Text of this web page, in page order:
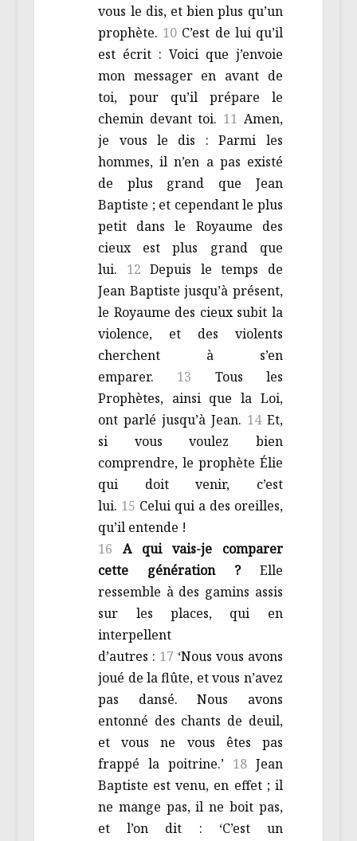
vous le dis, et bien plus qu’un
prophète. 10 C’est de lui qu’il
est écrit : Voici que j’envoie
mon messager en avant de
toi, pour qu’il prépare le
chemin devant toi. 11 Amen,
je vous le dis : Parmi les
hommes, il n’en a pas existé
de plus grand que Jean
Baptiste ; et cependant le plus
petit dans le Royaume des
cieux est plus grand que
lui. 12Depuis le temps de
Jean Baptiste jusqu’à présent,
le Royaume des cieux subit la
violence, et des violents
cherchent à s’en
emparer. 13 Tous les
Prophètes, ainsi que la Loi,
ont parlé jusqu’à Jean. 14 Et,
si vous voulez bien
comprendre, le prophète Élie
qui doit venir, c’est
lui. 15 Celui qui a des oreilles,
qu’il entende !
16A qui vais-je comparer
cette génération ?Elle
ressemble à des gamins assis
sur les places, qui en
interpellent
d’autres : 17 ‘Nous vous avons
joué de la flûte, et vous n’avez
pas dansé. Nous avons
entonné des chants de deuil,
et vous ne vous êtes pas
frappé la poitrine.’ 18 Jean
Baptiste est venu, en effet ; il
ne mange pas, il ne boit pas,
et l’on dit : ‘C’est un